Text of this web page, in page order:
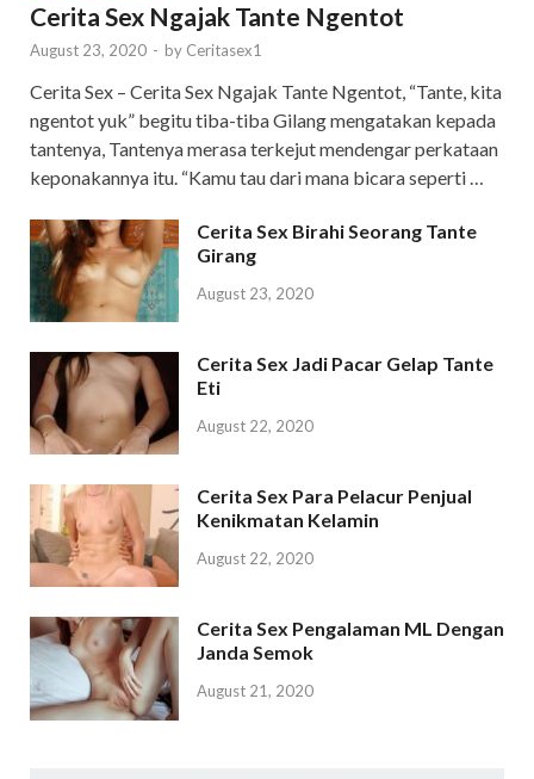
Cerita Sex Ngajak Tante Ngentot
August 23, 2020 - by Ceritasex1
Cerita Sex – Cerita Sex Ngajak Tante Ngentot, “Tante, kita
ngentot yuk” begitu tiba-tiba Gilang mengatakan kepada
tantenya, Tantenya merasa terkejut mendengar perkataan
keponakannya itu. “Kamu tau dari mana bicara seperti …
Cerita Sex Birahi Seorang Tante
Girang
August 23, 2020
Cerita Sex Jadi Pacar Gelap Tante
Eti
August 22, 2020
Cerita Sex Para Pelacur Penjual
Kenikmatan Kelamin
August 22, 2020
Cerita Sex Pengalaman ML Dengan
Janda Semok
August 21, 2020